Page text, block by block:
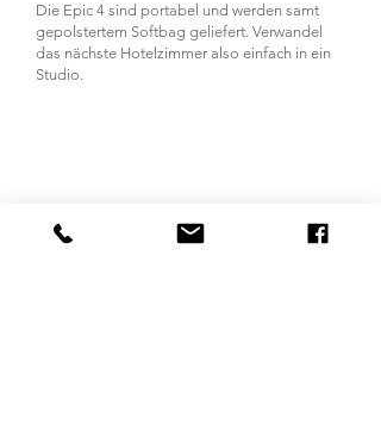
Die Epic 4 sind portabel und werden samt
gepolstertem Softbag geliefert. Verwandel
das nächste Hotelzimmer also einfach in ein
Studio.